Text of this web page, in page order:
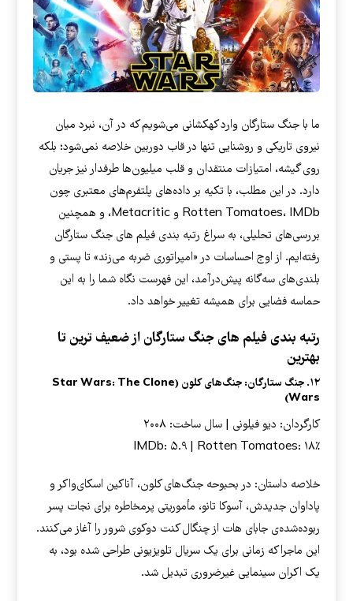
ما با جنگ ستارگان وارد کهکشانی می‌شویم که در آن، نبرد میان
نیروی تاریکی و روشنایی تنها در قاب دوربین خلاصه نمی‌شود؛ بلکه
روی گیشه، امتیازات منتقدان و قلب میلیون‌ها طرفدار نیز جریان
دارد. در این مطلب، با تکیه بر داده‌های پلتفرم‌های معتبری چون
Rotten Tomatoes، IMDb و Metacritic، و همچنین
بررسی‌های تحلیلی، به سراغ رتبه بندی فیلم های جنگ ستارگان
رفته‌ایم. از اوج احساسات در «امپراتوری ضربه می‌زند» تا پستی و
بلندی‌های سه‌گانه پیش‌درآمد، این فهرست نگاه شما را به این
حماسه فضایی برای همیشه تغییر خواهد داد.
رتبه بندی فیلم های جنگ ستارگان از ضعیف ترین تا
بهترین
۱۲. جنگ ستارگان: جنگ‌های کلون (Star Wars: The Clone
Wars)
کارگردان: دیو فیلونی | سال ساخت: ۲۰۰۸
IMDb: ۵.۹ | Rotten Tomatoes: ۱۸٪
خلاصه داستان: در بحبوحه جنگ‌های کلون، آناکین اسکای‌واکر و
پاداوان جدیدش، آسوکا تانو، مأموریتی پرمخاطره برای نجات پسر
ربوده‌شده‌ی جابای هات از چنگال کنت دوکوی شرور را آغاز می‌کنند.
این ماجرا که زمانی برای یک سریال تلویزیونی طراحی شده بود، به
یک اکران سینمایی غیرضروری تبدیل شد.